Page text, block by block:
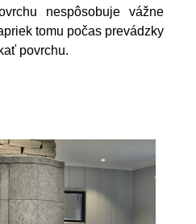
nespôsobuje vážne
tomu počas prevádzky
povrchu.